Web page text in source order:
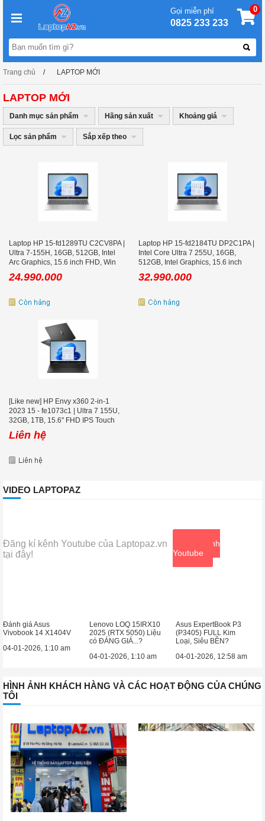
Gọi miễn phí
0825 233 233
0
Trang chủ LAPTOP MỚI
LAPTOP MỚI
Danh mục sản phẩm Hãng sản xuất Khoảng giá
Lọc sản phẩm Sắp xếp theo
Laptop HP 15-fd1289TU C2CV8PA |
Ultra 7-155H, 16GB, 512GB, Intel
Arc Graphics, 15.6 inch FHD, Win
11, Bạc
24.990.000
Laptop HP 15-fd2184TU DP2C1PA |
Intel Core Ultra 7 255U, 16GB,
512GB, Intel Graphics, 15.6 inch
FHD, Win 11, Natural Silver
32.990.000
[Like new] HP Envy x360 2-in-1
2023 15 - fe1073c1 | Ultra 7 155U,
32GB, 1TB, 15.6'' FHD IPS Touch
Liên hệ
VIDEO LAPTOPAZ
Đăng kí kênh Youtube của Laptopaz.vn
tại đây!
Xem kênh
Youtube
Đánh giá Asus
Vivobook 14 X1404V
04-01-2026, 1:10 am
Lenovo LOQ 15IRX10
2025 (RTX 5050) Liệu
có ĐÁNG GIÁ...?
04-01-2026, 1:10 am
Asus ExpertBook P3
(P3405) FULL Kim
Loại, Siêu BỀN?
04-01-2026, 12:58 am
HÌNH ẢNH KHÁCH HÀNG VÀ CÁC HOẠT ĐỘNG CỦA CHÚNG
TÔI